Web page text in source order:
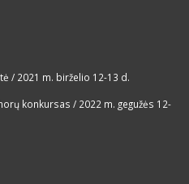
/ 2021 m. birželio 12-13 d.
konkursas / 2022 m. gegužės 12-